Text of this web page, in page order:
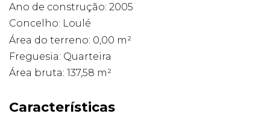
Ano de construção: 2005
Concelho: Loulé
Área do terreno: 0,00 m²
Freguesia: Quarteira
Área bruta: 137,58 m²
Características